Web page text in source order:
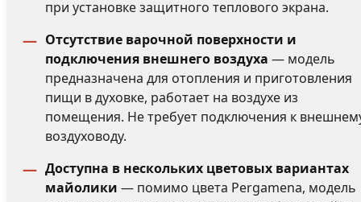
при установке защитного теплового экрана.
Отсутствие варочной поверхности и
подключения внешнего воздуха — модель
предназначена для отопления и приготовления
пищи в духовке, работает на воздухе из
помещения. Не требует подключения к
воздуховоду.
Доступна в нескольких цветовых вариантах
майолики — помимо цвета Pergamena, модель